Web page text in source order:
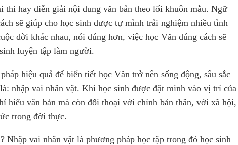
thi hay diễn giải nội dung văn bản theo lối khuôn mẫu. Ngữ
sẽ giúp cho học sinh được tự mình trải nghiệm nhiều tình
đời khác nhau, nói đúng hơn, việc học Văn đúng cách sẽ
luyện tập làm người.
hiệu quả để biến tiết học Văn trở nên sống động, sâu sắc
nhập vai nhân vật. Khi học sinh được đặt mình vào vị trí của
hiểu văn bản mà còn đối thoại với chính bản thân, với xã hội,
trong đời thực.
Nhập vai nhân vật là phương pháp học tập trong đó học sinh